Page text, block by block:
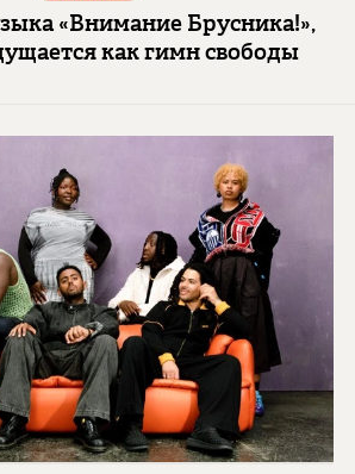
«Внимание Брусника!»,
как гимн свободы